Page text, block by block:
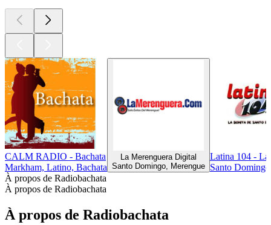
CALM RADIO - Bachata
Markham, Latino, Bachata
La Merenguera Digital
Santo Domingo, Merengue
Latina 104 -
Santo
À propos de Radiobachata
À propos de Radiobachata
À propos de Radiobachata